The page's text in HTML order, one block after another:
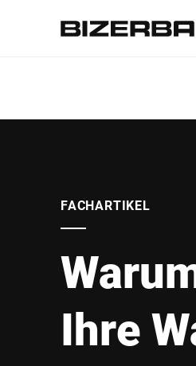
Amerika
Asien
Australien
FACHARTIKEL
Ihre